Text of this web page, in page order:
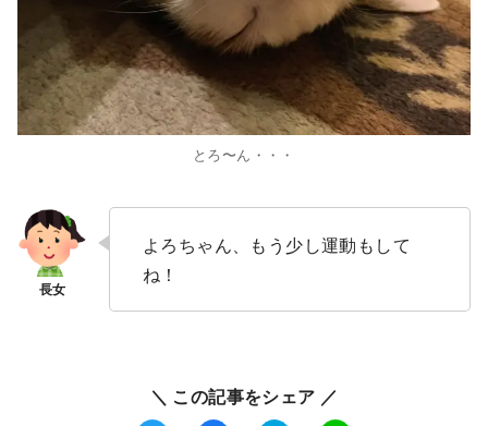
とろ〜ん・・・
よろちゃん、もう少し運動もして
ね！
＼ この記事をシェア ／